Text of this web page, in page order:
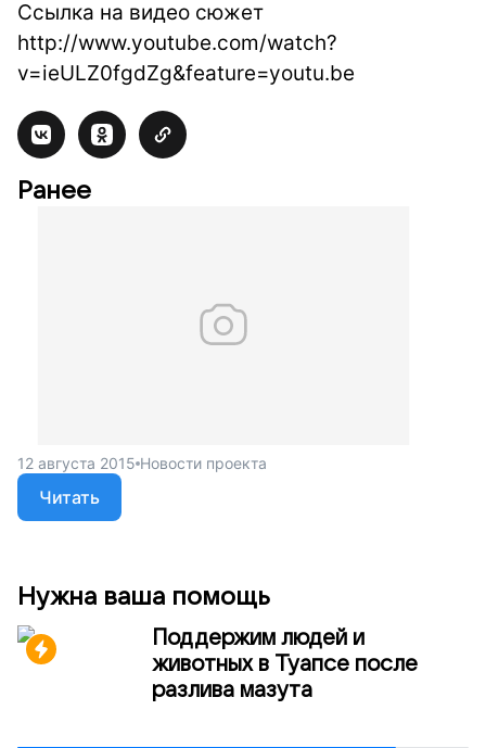
Ссылка на видео сюжет
http://www.youtube.com/watch?
v=ieULZ0fgdZg&feature=youtu.be
Ранее
12 августа 2015 Новости проекта
Читать
Нужна ваша помощь
Поддержим людей и
животных в Туапсе после
разлива мазута